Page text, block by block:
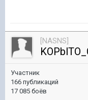
[NASNS]
Участник
166 публикаций
17 085 боёв